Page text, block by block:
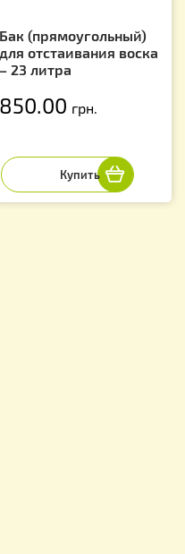
Бак (прямоугольный)
для отстаивания воска
– 23 литра
850.00 грн.